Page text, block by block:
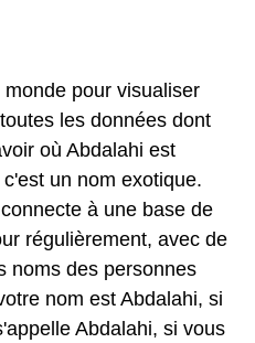
pour visualiser
les données dont
où Abdalahi est
un nom exotique.
à une base de
régulièrement, avec de
noms des personnes
nom est Abdalahi, si
Abdalahi, si vous